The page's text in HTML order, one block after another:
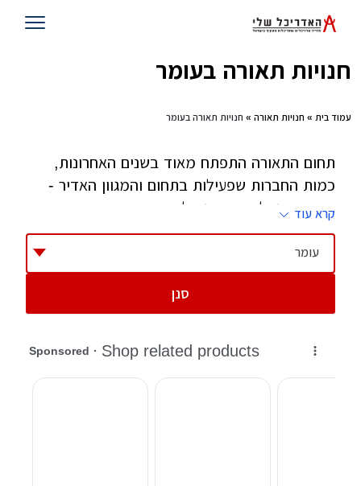
חנויות תאורה בעומר
עמוד בית » חנויות תאורה » חנויות תאורה בעומר
תחום התאורה התפתח מאוד בשנים האחרונות,
כמות החברות שפעילות בתחום והמגוון האדיר -
חייב אותנו להתייחס גם לתחום זה. ברוב המקרים,
בבנייה חדשה או שיפוצים תדרשו להחליף גופי
תאורה רבים, אם יש לכם מעצב הוא יוכל לעזור
לכם אם אין לכם, גשו לחנויות התאורה שאספנו
למטה והם ישמחו לייעץ לכם בכל שאלה או עניין.
קרא עוד
עומר
סנן